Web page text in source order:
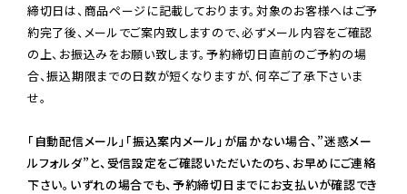
締切日は、商品ページに記載しております。対象のお客様へはご予
約完了後、メールでご案内致しますので、必ずメール内容をご確認
の上、お振込みをお願い致します。予約締切日直前のご予約の場
合、振込期限までの日数が短くなりますが、何卒ご了承下さいま
せ。
「自動配信メール」「振込案内メール」が届かない場合、”迷惑メー
ルフォルダ”と、受信設定をご確認いただいたのち、お早めにご連絡
下さい。いずれの場合でも、予約締切日までにお支払いが確認でき